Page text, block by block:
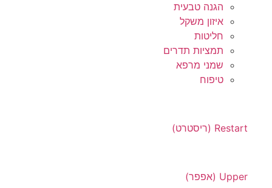
הגנה טבעית
איזון משקל
חליטות
תמציות תדרים
שמני מרפא
טיפוח
Restart (ריסטרט)
Upper (אפפר)